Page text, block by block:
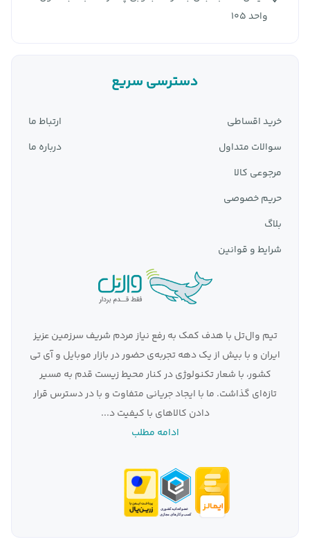
واحد 105
دسترسی سریع
خرید اقساطی
سوالات متداول
مرجوعی کالا
حریم خصوصی
بلاگ
شرایط و قوانین
ارتباط ما
درباره ما
تیم وال‌تل با هدف کمک به رفع نیاز مردم شریف سرزمین عزیز
ایران و با بیش از یک دهه تجربه‌ی حضور در بازار موبایل و آی تی
کشور، با شعار تکنولوژی در کنار محیط زیست قدم به مسیر
تازه‌ای گذاشت. ما با ایجاد جریانی متفاوت و با در دسترس قرار
دادن کالاهای با کیفیت د...
ادامه مطلب